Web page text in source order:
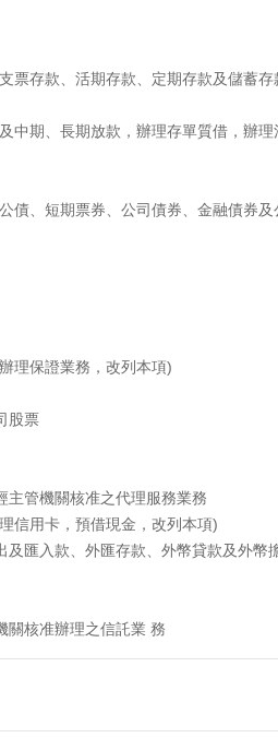
票存款、活期存款、定期存款及儲蓄存
中期、長期放款，辦理存單質借，辦理
債、短期票券、公司債券、金融債券及
理保證業務，改列本項)
股票
主管機關核准之代理服務業務
信用卡，預借現金，改列本項)
匯入款、外匯存款、外幣貸款及外幣
關核准辦理之信託業 務